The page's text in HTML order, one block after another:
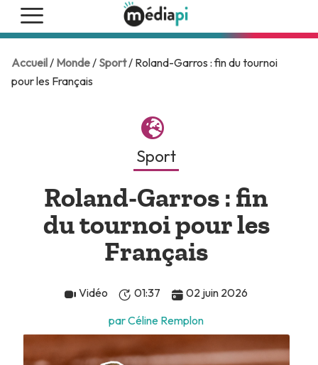
Accueil/ Monde/ Sport/ Roland-Garros : fin du tournoi
pour les Français
Sport
Roland-Garros : fin
du tournoi pour les
Français
Vidéo 01:37
02 juin 2026
par Céline Remplon